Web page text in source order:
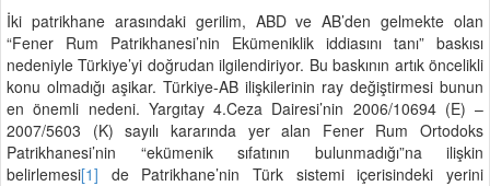
İki patrikhane arasındaki gerilim, ABD ve AB’den gelmekte olan
“Fener Rum Patrikhanesi’nin Ekümeniklik iddiasını tanı” baskısı
nedeniyle Türkiye’yi doğrudan ilgilendiriyor. Bu baskının artık öncelikli
konu olmadığı aşikar. Türkiye-AB ilişkilerinin ray değiştirmesi bunun
en önemli nedeni. Yargıtay 4.Ceza Dairesi’nin 2006/10694 (E) –
2007/5603 (K) sayılı kararında yer alan Fener Rum Ortodoks
Patrikhanesi’nin “ekümenik sıfatının bulunmadığı”na ilişkin
belirlemesi[1] de Patrikhane’nin Türk sistemi içerisindeki yerini